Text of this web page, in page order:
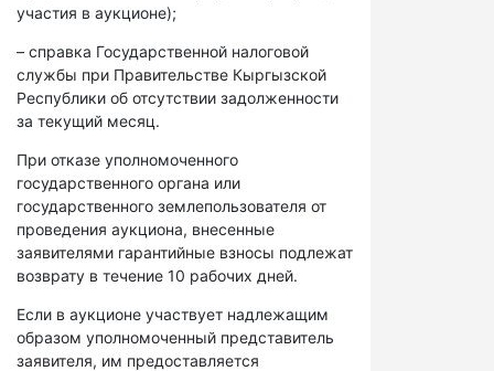
участия в аукционе);
– справка Государственной налоговой
службы при Правительстве Кыргызской
Республики об отсутствии задолженности
за текущий месяц.
При отказе уполномоченного
государственного органа или
государственного землепользователя от
проведения аукциона, внесенные
заявителями гарантийные взносы подлежат
возврату в течение 10 рабочих дней.
Если в аукционе участвует надлежащим
образом уполномоченный представитель
заявителя, им предоставляется